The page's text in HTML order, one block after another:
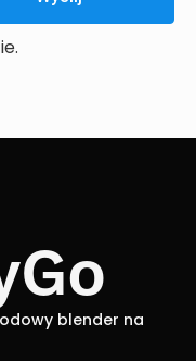
blender na